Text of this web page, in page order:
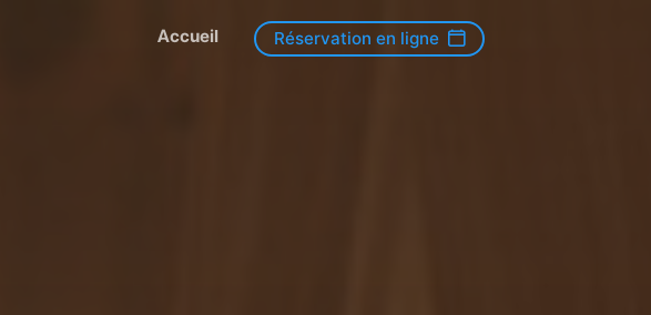
Accueil Réservation en ligne